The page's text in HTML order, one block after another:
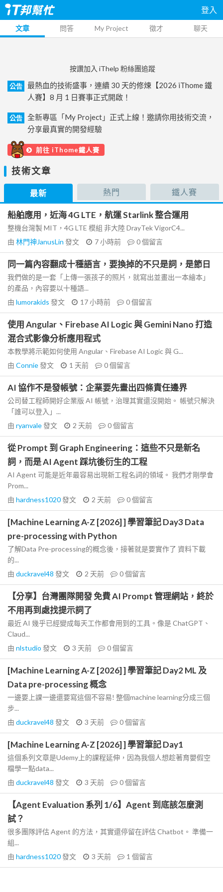
登入
文章 問答 My Project 徵才 聊天
按讚加入 iThelp 粉絲團追蹤
公告
最熱血的技術盛事，連續 30 天的修煉【2026 iThome 鐵
人賽】8 月 1 日賽事正式開啟！
公告
全新專區「My Project」正式上線！邀請你用技術交流，
分享最真實的開發經驗
前往 iThome鐵人賽
技術文章
最新 熱門 鐵人賽
船舶應用，近海 4G LTE，航運 Starlink 整合運用
整機台灣製 MIT，4G LTE 模組 非大陸 DrayTek VigorC4...
由 林門神JanusLin 發文 7 小時前 0個留言
同一篇內容翻成十種語言，要換掉的不只是詞，是節日
我們做的是一套「上傳一張孩子的照片，就寫出並畫出一本繪本」
的產品，內容要以十種語...
由 lumorakids 發文 17 小時前 0個留言
使用 Angular、Firebase AI Logic 與 Gemini Nano 打造
混合式影像分析應用程式
本教學將示範如何使用 Angular、Firebase AI Logic 與 G...
由 Connie發文 1 天前 0個留言
AI 協作不是發帳號：企業要先畫出四條責任邊界
公司替工程師開好企業版 AI 帳號，治理其實還沒開始。 帳號只解決
「誰可以登入」...
由 ryanvale發文 2 天前 0個留言
從 Prompt 到 Graph Engineering：這些不只是新名
詞，而是 AI Agent 踩坑後衍生的工程
AI Agent 可能是近年最容易出現新工程名詞的領域。 我們才剛學會
Prom...
由 hardness1020發文 2 天前 0個留言
[Machine Learning A-Z [2026] ] 學習筆記 Day3 Data
pre-processing with Python
了解Data Pre-processing的概念後，接著就是要實作了 資料下載
的...
由 duckravel48 發文 2 天前 0個留言
【分享】台灣團隊開發 免費 AI Prompt 管理網站，終於
不用再到處找提示詞了
最近 AI 幾乎已經變成每天工作都會用到的工具。像是 ChatGPT、
Claud...
由 nlstudio 發文 3 天前 0個留言
[Machine Learning A-Z [2026] ] 學習筆記 Day2 ML 及
Data pre-processing 概念
一邊要上課一邊還要寫這個不容易! 整個machine learning分成三個
步...
由 duckravel48 發文 3 天前 0個留言
[Machine Learning A-Z [2026] ] 學習筆記 Day1
這個系列文章是Udemy上的課程延伸，因為我個人想趁著育嬰假空
檔學一點data...
由 duckravel48 發文 3 天前 0個留言
【Agent Evaluation 系列 1/6】Agent 到底該怎麼測
試？
很多團隊評估 Agent 的方法，其實還停留在評估 Chatbot。 準備一
組...
由 hardness1020發文 3 天前 1 個留言